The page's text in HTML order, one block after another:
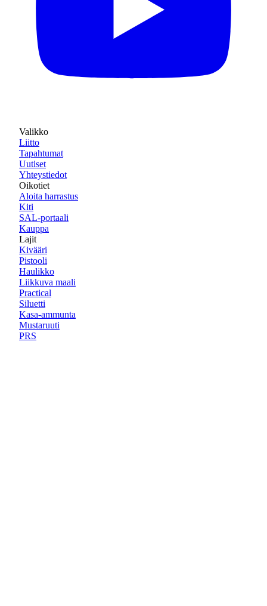
Valikko
Liitto
Tapahtumat
Uutiset
Yhteystiedot
Oikotiet
Aloita harrastus
Kiti
SAL-portaali
Kauppa
Lajit
Kivääri
Pistooli
Haulikko
Liikkuva maali
Practical
Siluetti
Kasa-ammunta
Mustaruuti
PRS